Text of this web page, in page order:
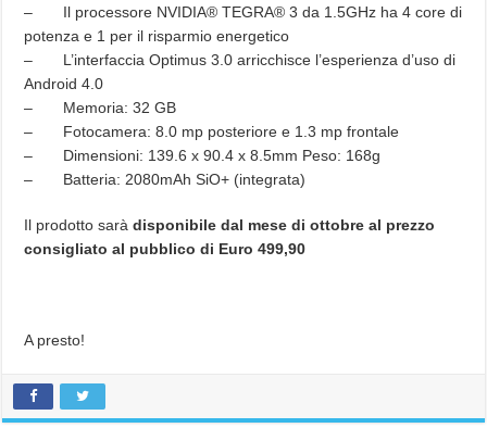
– Il processore NVIDIA® TEGRA® 3 da 1.5GHz ha 4 core di
potenza e 1 per il risparmio energetico
– L’interfaccia Optimus 3.0 arricchisce l’esperienza d’uso di
Android 4.0
– Memoria: 32 GB
– Fotocamera: 8.0 mp posteriore e 1.3 mp frontale
– Dimensioni: 139.6 x 90.4 x 8.5mm Peso: 168g
– Batteria: 2080mAh SiO+ (integrata)
Il prodotto saràdisponibile dal mese di ottobre al prezzo
consigliato al pubblico di Euro 499,90
A presto!